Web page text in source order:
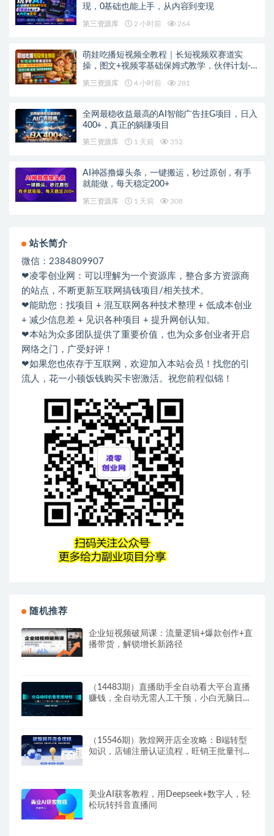
现，0基础也能上手，从内容到变现
第三资源库 2 小时前 264
萌娃吃播短视频全教程｜长短视频双赛道实
操，图文+视频零基础保姆式教学，伙伴计划-
第三资源库 4 小时前 281
全网最稳收益最高的AI智能广告挂G项目，日入
400+，真正的躺賺项目
第三资源库 1 天前 352
AI神器撸爆头条，一键搬运，秒过原创，有手
就能做，每天稳定200+
第三资源库 1 天前 308
站长简介
微信：2384809907
❤凌零创业网：可以理解为一个资源库，整合多方资源商
的站点，不断更新互联网搞钱项目/相关技术。
❤能助您：找项目 + 混互联网各种技术整理 + 低成本创业
+ 减少信息差 + 见识各种项目 + 提升网创认知。
❤本站为众多团队提供了重要价值，也为众多创业者开启
网络之门，广受好评！
❤如果您也依存于互联网，欢迎加入本站会员！找您的引
流人，花一小顿饭钱购买卡密激活。祝您前程似锦！
随机推荐
企业短视频破局课：流量逻辑+爆款创作+直
播带货，解锁增长新路径
（14483期）直播助手全自动看大平台直播
赚钱，全自动无需人工干预，小白无脑日入
（15546期）敦煌网开店全攻略：B端转型
知识，店铺注册认证流程，旺销王批量刊登
美业AI获客教程，用Deepseek+数字人，轻
松玩转抖音直播间